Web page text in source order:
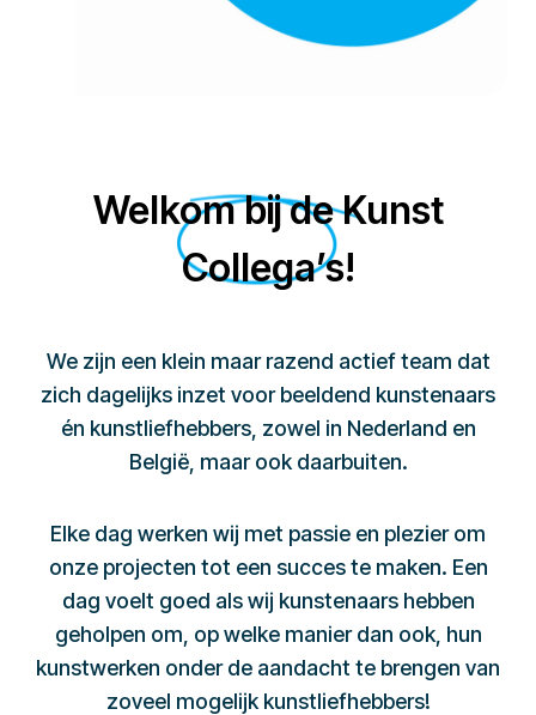
Welkom bij de Kunst
Collega’s!
We zijn een klein maar razend actief team dat
zich dagelijks inzet voor beeldend kunstenaars
én kunstliefhebbers, zowel in Nederland en
België, maar ook daarbuiten.
Elke dag werken wij met passie en plezier om
onze projecten tot een succes te maken. Een
dag voelt goed als wij kunstenaars hebben
geholpen om, op welke manier dan ook, hun
kunstwerken onder de aandacht te brengen van
zoveel mogelijk kunstliefhebbers!